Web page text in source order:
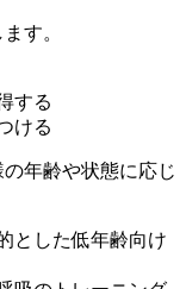
す。
する
ける
年齢や状態に応じ
とした低年齢向け